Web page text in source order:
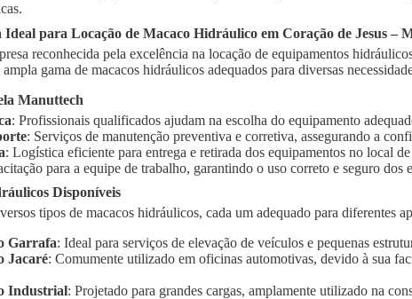
para Locação de Macaco Hidráulico em Coração de Jesus –
reconhecida pela excelência na locação de equipamentos
gama de macacos hidráulicos adequados para diversas
Manuttech
: Profissionais qualificados ajudam na escolha do equipamento
: Serviços de manutenção preventiva e corretiva, assegurando a
: Logística eficiente para entrega e retirada dos equipamentos no local
para a equipe de trabalho, garantindo o uso correto e seguro dos
Disponíveis
tipos de macacos hidráulicos, cada um adequado para diferentes
Garrafa: Ideal para serviços de elevação de veículos e pequenas
Jacaré: Comumente utilizado em oficinas automotivas, devido à sua
Industrial: Projetado para grandes cargas, amplamente utilizado na